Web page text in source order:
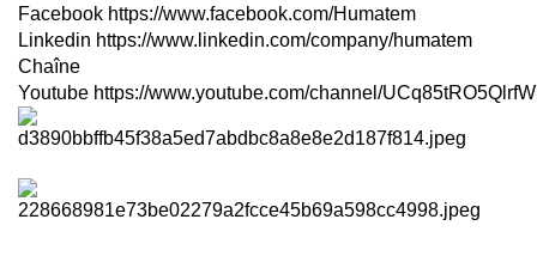
Facebook https://www.facebook.com/Humatem
Linkedin https://www.linkedin.com/company/humatem
Chaîne
Youtube https://www.youtube.com/channel/